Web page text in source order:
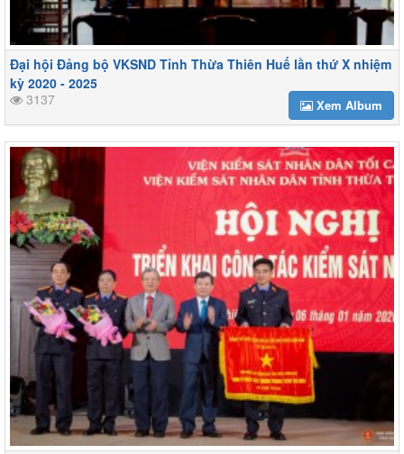
Đại hội Đảng bộ VKSND Tỉnh Thừa Thiên Huế lần thứ X nhiệm
kỳ 2020 - 2025
3137
Xem Album